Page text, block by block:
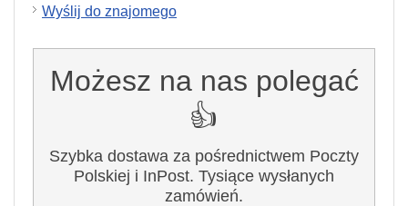
Wyślij do znajomego
Możesz na nas polegać
👍
Szybka dostawa za pośrednictwem Poczty
Polskiej i InPost. Tysiące wysłanych
zamówień.